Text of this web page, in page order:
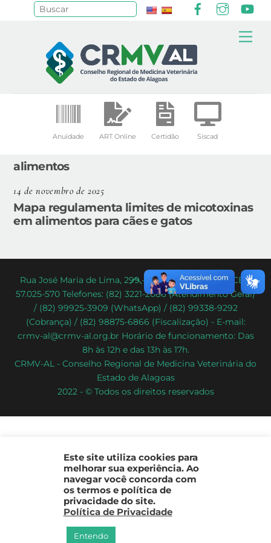
Anuidade ART Online Certidão Siscad
alimentos
14 de novembro de 2025
Mapa regulamenta limites de micotoxinas
em alimentos para cães e gatos
Back
To
Top
Rua José Maria de Lima, 299 – Poço – Maceió/AL – CEP:
57.025-570 Telefones: (82) 3221-2086 (Atendimento Geral)
/ (82) 99925-3909 (WhatsApp) / (82) 99338-9292
(Cobrança) / (82) 98875-6866 (Fiscalização) - E-mail:
crmv-al@crmv-al.org.br Horário de funcionamento: Das
8h às 12h e das 13h às 17h.
CRMV-AL - Conselho Regional de Medicina Veterinária do
Estado de Alagoas
2022 - © Todos os direitos reservados
Este site utiliza cookies para
melhorar sua experiência. Ao
navegar você concorda com
os termos e política de
privacidade do site.
Política de Privacidade
Entendo